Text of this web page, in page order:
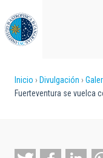
al
contenido
principal
Sobrescribir
ayuda
Inicio Divulgación
Fuerteventura se vuelca